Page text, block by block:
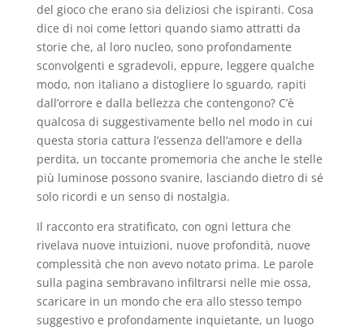
del gioco che erano sia deliziosi che ispiranti. Cosa
dice di noi come lettori quando siamo attratti da
storie che, al loro nucleo, sono profondamente
sconvolgenti e sgradevoli, eppure, leggere qualche
modo, non italiano a distogliere lo sguardo, rapiti
dall’orrore e dalla bellezza che contengono? C’è
qualcosa di suggestivamente bello nel modo in cui
questa storia cattura l’essenza dell’amore e della
perdita, un toccante promemoria che anche le stelle
più luminose possono svanire, lasciando dietro di sé
solo ricordi e un senso di nostalgia.
Il racconto era stratificato, con ogni lettura che
rivelava nuove intuizioni, nuove profondità, nuove
complessità che non avevo notato prima. Le parole
sulla pagina sembravano infiltrarsi nelle mie ossa,
scaricare in un mondo che era allo stesso tempo
suggestivo e profondamente inquietante, un luogo